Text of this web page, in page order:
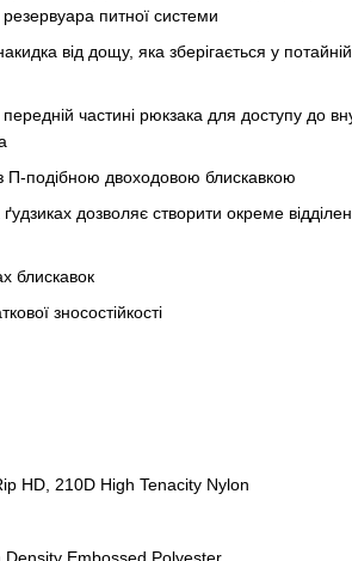
питної системи
від дощу, яка зберігається у
частині рюкзака для доступу до
П-подібною двоходовою блискавкою
дозволяє створити окреме
блискавок
зносостійкості
HD, 210D High Tenacity Nylon
Density Embossed Polyester